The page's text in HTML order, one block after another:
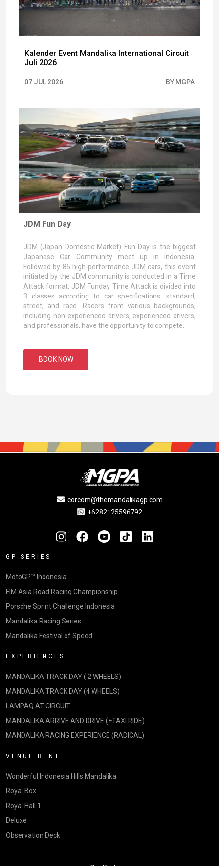
Kalender Event Mandalika International Circuit
Juli 2026
07 JUL 2026 BY MGPA
JDM Fun Day
JDM (Japan Domestic Market) Fun Day is the biggest
Japanese Car Community meet up in Indonesia.
Followed by 85 high-performance JDM cars, this event
initiated by the JDM community is conducted in a Time
Attack format. JDM Funday Time Attack is divided into
3 classes according to car specifications: standard,
street, and race. Racers from various backgrounds,
including non-experienced drivers, experienced drivers,
and professionals, have the opportunity to compete.
BOOK NOW
corcom@themandalikagp.com
+6282125596792
GP SERIES
MotoGP™ Indonesia
FIM Asia Road Racing Championship
Porsche Sprint Challenge Indonesia
Mandalika Racing Series
Mandalika Festival of Speed
EXPERIENCES
MANDALIKA TRACK DAY ( 2 WHEELS)
MANDALIKA TRACK DAY (4 WHEELS)
LAMPAQ AT CIRCUIT
MANDALIKA ARRIVE AND DRIVE (+TAXI RIDE)
MANDALIKA RACING EXPERIENCE (RADICAL)
VENUE RENT
Wonderful Indonesia Hills Mandalika
Royal Box
Royal Hall 1
Deluxe
Observation Deck